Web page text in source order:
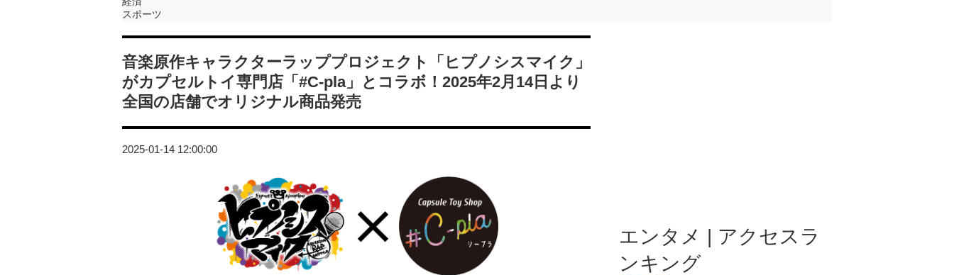
スポーツ
音楽原作キャラクターラッププロジェクト「ヒプノシスマイク」
がカプセルトイ専門店「#C-pla」とコラボ！2025年2月14日より
全国の店舗でオリジナル商品発売
2025-01-14 12:00:00
エンタメ | アクセスラ
ンキング